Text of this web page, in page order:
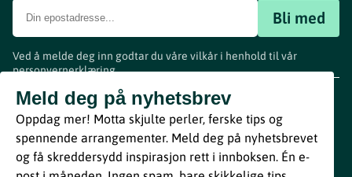
Bli med
Ved å melde deg inn godtar du våre vilkår i henhold til vår
personvernerklæring.
Meld deg på nyhetsbrev
Oppdag mer! Motta skjulte perler, ferske tips og
spennende arrangementer. Meld deg på nyhetsbrevet
og få skreddersydd inspirasjon rett i innboksen. Én e-
www.visitvestfold.com
Turistinformasjon
Vestfold Fylkeskommune
ByBreakfast